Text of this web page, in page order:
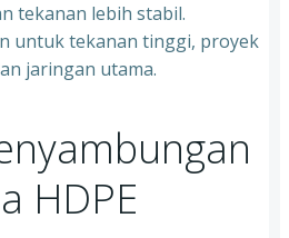
tekanan lebih stabil.
untuk tekanan tinggi, proyek
jaringan utama.
HDPE